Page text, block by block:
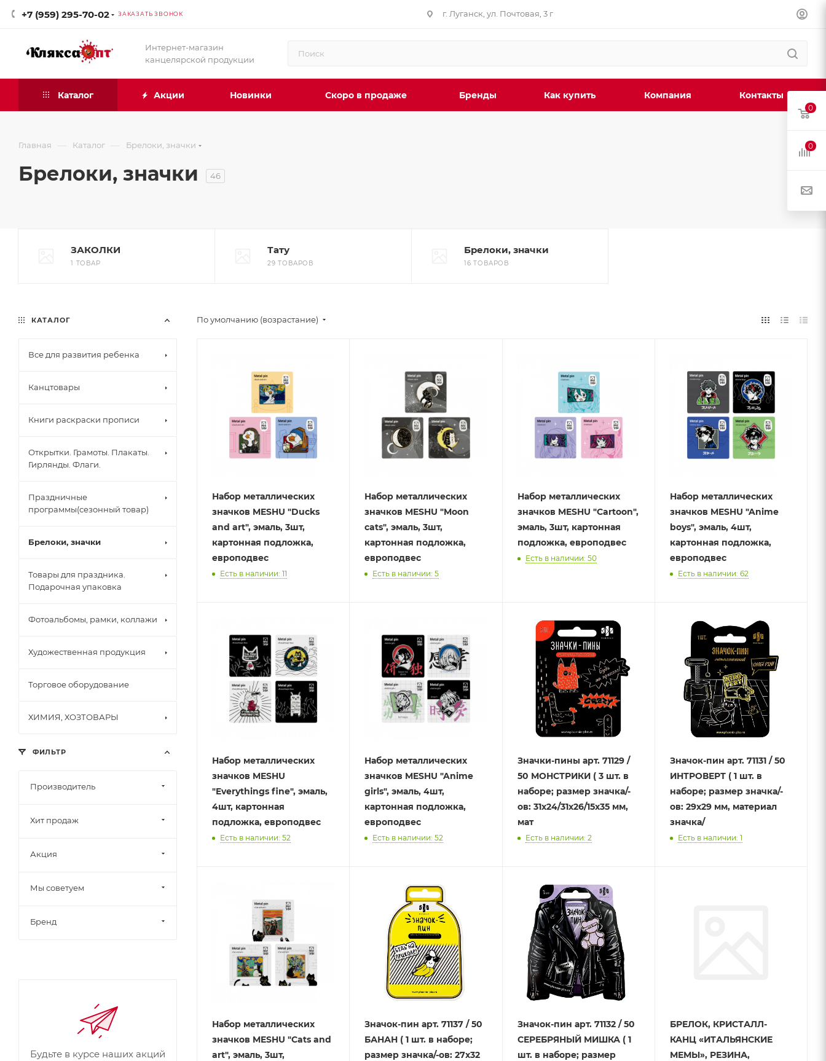
+7 (959) 295-70-02 ЗАКАЗАТЬ ЗВОНОК г. Луганск, ул. Почтовая, 3 г
Интернет-магазин
канцелярской продукции
Каталог Акции Новинки Скоро в продаже Бренды Как купить Компания Контакты
Главная — Каталог — Брелоки, значки
Брелоки, значки 46
ЗАКОЛКИ
1 ТОВАР
Тату
29 ТОВАРОВ
Брелоки, значки
16 ТОВАРОВ
По умолчанию (возрастание)
Набор металлических
значков MESHU "Ducks
and art", эмаль, 3шт,
картонная подложка,
европодвес
Есть в наличии: 11
Набор металлических
значков MESHU "Moon
cats", эмаль, 3шт,
картонная подложка,
европодвес
Есть в наличии: 5
Набор металлических
значков MESHU "Cartoon",
эмаль, 3шт, картонная
подложка, европодвес
Есть в наличии: 50
Набор металлических
значков MESHU "Anime
boys", эмаль, 4шт,
картонная подложка,
европодвес
Есть в наличии: 62
Набор металлических
значков MESHU
"Everythings fine", эмаль,
4шт, картонная
подложка, европодвес
Есть в наличии: 52
Набор металлических
значков MESHU "Anime
girls", эмаль, 4шт,
картонная подложка,
европодвес
Есть в наличии: 52
Значки-пины арт. 71129 /
50 МОНСТРИКИ ( 3 шт. в
наборе; размер значка/-
ов: 31х24/31х26/15х35 мм,
мат
Есть в наличии: 2
Значок-пин арт. 71131 / 50
ИНТРОВЕРТ ( 1 шт. в
наборе; размер значка/-
ов: 29х29 мм, материал
значка/
Есть в наличии: 1
Набор металлических
значков MESHU "Cats and
art", эмаль, 3шт,
Значок-пин арт. 71137 / 50
БАНАН ( 1 шт. в наборе;
размер значка/-ов: 27х32
Значок-пин арт. 71132 / 50
СЕРЕБРЯНЫЙ МИШКА ( 1
шт. в наборе; размер
БРЕЛОК, КРИСТАЛЛ-
КАНЦ «ИТАЛЬЯНСКИЕ
МЕМЫ», РЕЗИНА,
КАТАЛОГ
Все для развития ребенка
Канцтовары
Книги раскраски прописи
Открытки. Грамоты. Плакаты.
Гирлянды. Флаги.
Праздничные
программы(сезонный товар)
Брелоки, значки
Товары для праздника.
Подарочная упаковка
Фотоальбомы, рамки, коллажи
Художественная продукция
Торговое оборудование
ХИМИЯ, ХОЗТОВАРЫ
ФИЛЬТР
Производитель
Хит продаж
Акция
Мы советуем
Бренд
Будьте в курсе наших акций
0
0